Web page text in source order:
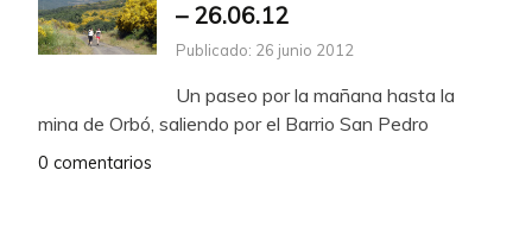
– 26.06.12
Publicado: 26 junio 2012
Un paseo por la mañana hasta la
mina de Orbó, saliendo por el Barrio San Pedro
0 comentarios